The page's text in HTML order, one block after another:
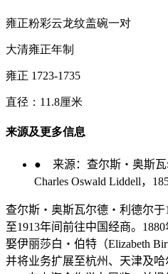
雍正粉彩云龙纹盖碗一对
大清雍正年制
雍正 1723-1735
直径：11.8厘米
来源及更多信息
● 来源：查尔斯 ・ 奥斯
Charles Oswald Liddell，
查尔斯・奥斯瓦尔德・利德尔于
至1913年间前往中国经商。 1880
娶伊丽莎白・伯特（Elizabeth
并将业务扩展至杭州、天津及哈